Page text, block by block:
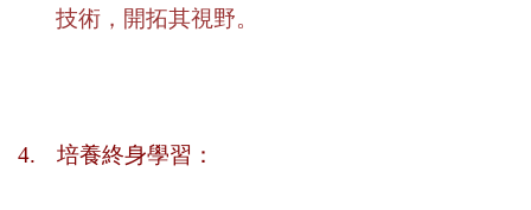
技術，開拓其視野。
4. 培養終身學習：